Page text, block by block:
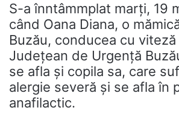
S-a înntâmmplat marți, 19
când Oana Diana, o
Buzău, conducea cu
Județean de Urgență
se afla și copila sa, care
alergie severă și se afla în
anafilactic.